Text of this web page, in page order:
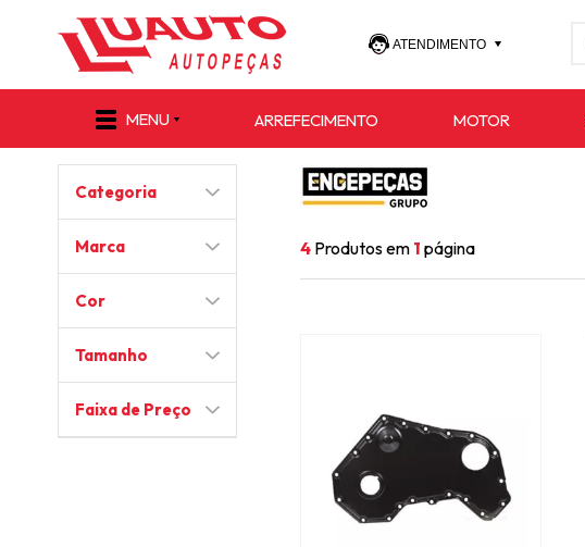
ATENDIMENTO
(47) 3027-4733
e-commerce@luauto.com.br
MENU ARREFECIMENTO MOTOR
Categoria
Marca
Cor
Tamanho
Faixa de Preço
4 Produtos em 1 página